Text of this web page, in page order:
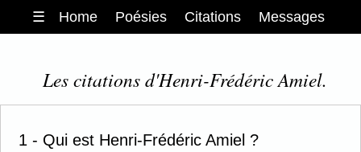
☰ Home Poésies Citations Messages
Les citations d'Henri-Frédéric Amiel.
1 - Qui est Henri-Frédéric Amiel ?